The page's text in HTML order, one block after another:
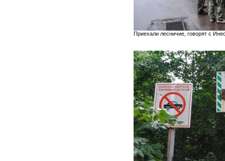
Приехали лесничие, говорят с